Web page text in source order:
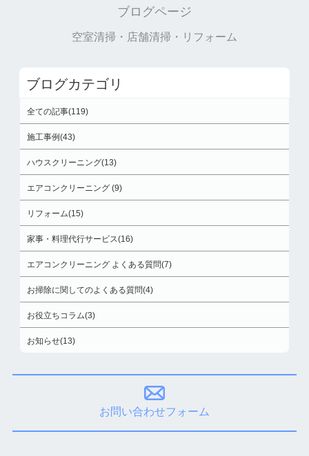
ブログページ
空室清掃・店舗清掃・リフォーム
ブログカテゴリ
全ての記事(119)
施工事例(43)
ハウスクリーニング(13)
エアコンクリーニング (9)
リフォーム(15)
家事・料理代行サービス(16)
エアコンクリーニング よくある質問(7)
お掃除に関してのよくある質問(4)
お役立ちコラム(3)
お知らせ(13)
お問い合わせフォーム